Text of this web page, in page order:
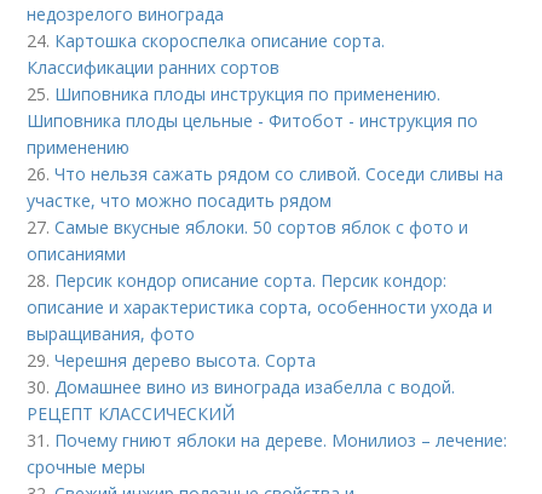
недозрелого винограда
24. Картошка скороспелка описание сорта.
Классификации ранних сортов
25. Шиповника плоды инструкция по применению.
Шиповника плоды цельные - Фитобот - инструкция по
применению
26.Что нельзя сажать рядом со сливой. Соседи сливы на
участке, что можно посадить рядом
27.Самые вкусные яблоки. 50 сортов яблок с фото и
описаниями
28. Персик кондор описание сорта. Персик кондор:
описание и характеристика сорта, особенности ухода и
выращивания, фото
29.Черешня дерево высота. Сорта
30. Домашнее вино из винограда изабелла с водой.
РЕЦЕПТ КЛАССИЧЕСКИЙ
31. Почему гниют яблоки на дереве. Монилиоз – лечение:
срочные меры